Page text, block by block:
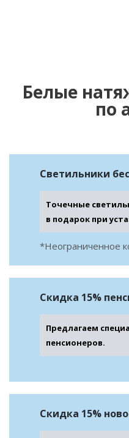
Белые
по
Светильники
Точечные
в подарок при
*Неограниченное
Скидка 15%
Предлагаем
пенсионеров.
Скидка 15%